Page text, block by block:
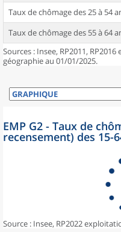
Taux de chômage des 25 à 54
Taux de chômage des 55 à 64
Sources : Insee, RP2011,
géographie au 01/01/2025.
EMP G2 - Taux de
recensement) des 15-
Source : Insee, RP2022